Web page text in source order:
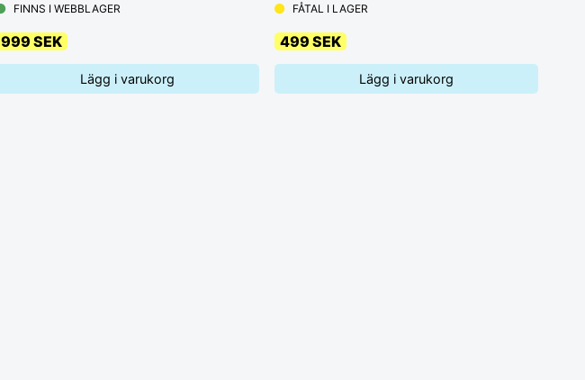
FINNS I WEBBLAGER
999 SEK
Lägg i varukorg
FÅTAL I LAGER
499 SEK
Lägg i varukorg